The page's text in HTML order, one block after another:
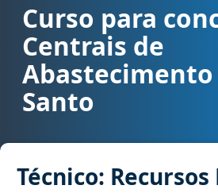
Curso para concurso CEASA ES -
Curso para
Centrais de
Santo
Técnico: